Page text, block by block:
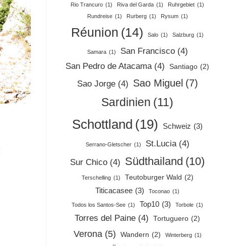
Rio Trancuro (1) Riva del Garda (1) Ruhrgebiet (1)
Rundreise (1) Rurberg (1) Rysum (1)
Réunion (14) Salo (1) Salzburg (1)
Samara (1) San Francisco (4)
San Pedro de Atacama (4) Santiago (2)
Sao Jorge (4) Sao Miguel (7)
Sardinien (11)
Schottland (19) Schweiz (3)
Serrano-Gletscher (1) St.Lucia (4)
Sur Chico (4) Südthailand (10)
Terschelling (1) Teutoburger Wald (2)
Titicacasee (3) Toconao (1)
Todos los Santos-See (1) Top10 (3) Torbole (1)
Torres del Paine (4) Tortuguero (2)
Verona (5) Wandern (2) Winterberg (1)